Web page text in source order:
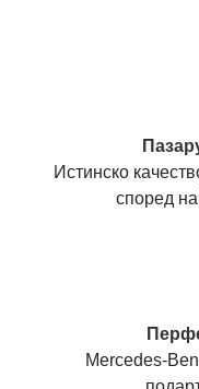
Истинско
според
Mercedes-